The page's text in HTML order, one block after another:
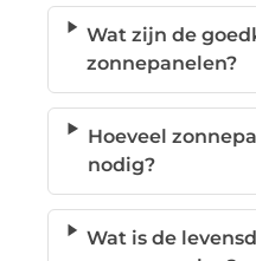
Wat zijn de
zonnepanelen?
Hoeveel
nodig?
Wat is de